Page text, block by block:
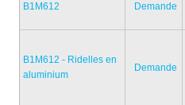
B1M612 Demande
B1M612 - Ridelles en
aluminium
Demande